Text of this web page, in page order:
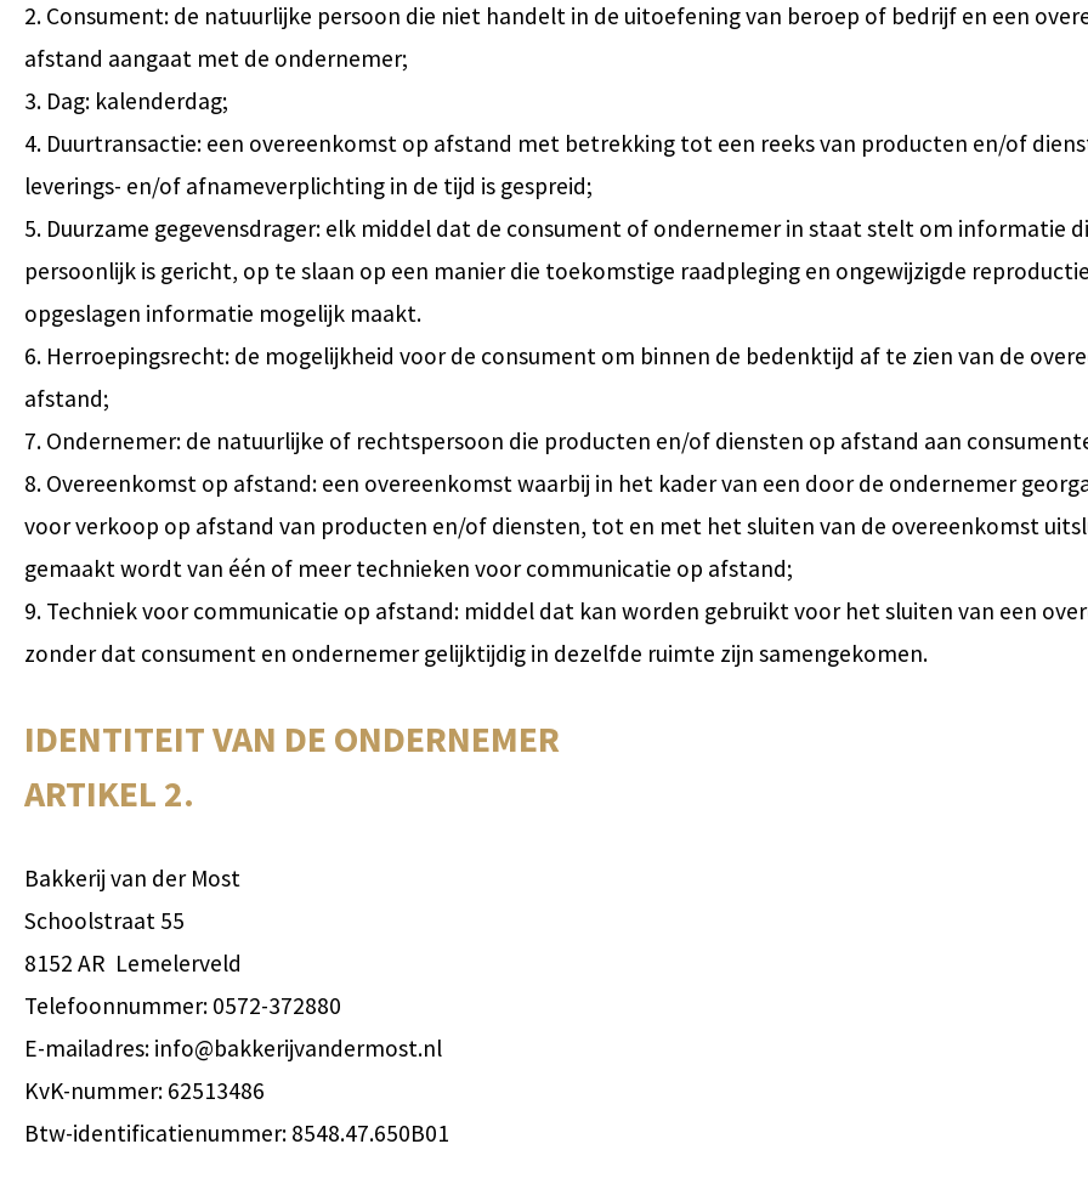
2. Consument: de natuurlijke persoon die niet handelt in de uitoefening van beroep of bedrijf en een
afstand aangaat met de ondernemer;
3. Dag: kalenderdag;
4. Duurtransactie: een overeenkomst op afstand met betrekking tot een reeks van producten en/of
leverings- en/of afnameverplichting in de tijd is gespreid;
5. Duurzame gegevensdrager: elk middel dat de consument of ondernemer in staat stelt om informatie
persoonlijk is gericht, op te slaan op een manier die toekomstige raadpleging en ongewijzigde
opgeslagen informatie mogelijk maakt.
6. Herroepingsrecht: de mogelijkheid voor de consument om binnen de bedenktijd af te zien van de
afstand;
7. Ondernemer: de natuurlijke of rechtspersoon die producten en/of diensten op afstand aan
8. Overeenkomst op afstand: een overeenkomst waarbij in het kader van een door de ondernemer
voor verkoop op afstand van producten en/of diensten, tot en met het sluiten van de overeenkomst
gemaakt wordt van één of meer technieken voor communicatie op afstand;
9. Techniek voor communicatie op afstand: middel dat kan worden gebruikt voor het sluiten van een
zonder dat consument en ondernemer gelijktijdig in dezelfde ruimte zijn samengekomen.
IDENTITEIT VAN DE ONDERNEMER
ARTIKEL 2.
Bakkerij van der Most
Schoolstraat 55
8152 AR Lemelerveld
Telefoonnummer: 0572-372880
E-mailadres: info@bakkerijvandermost.nl
KvK-nummer: 62513486
Btw-identificatienummer: 8548.47.650B01